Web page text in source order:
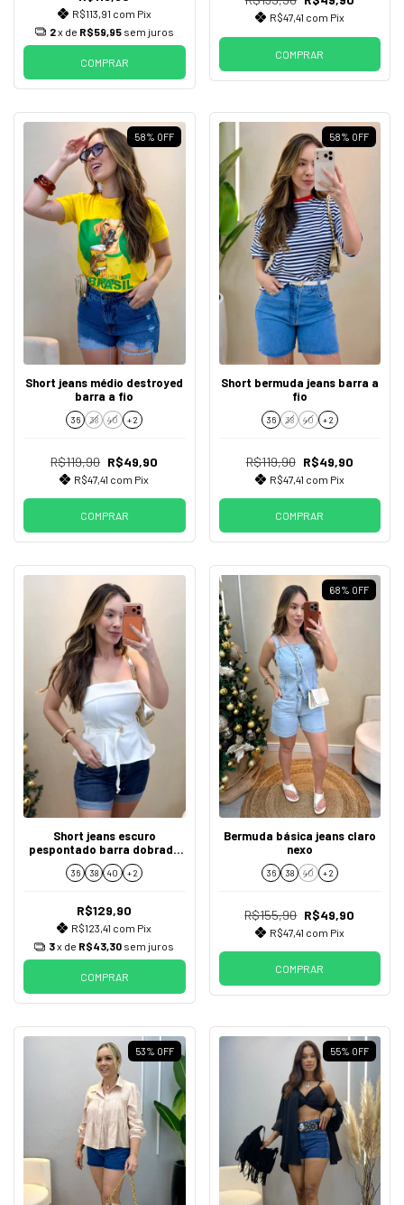
R$113,91 com Pix
2x de R$59,95 sem juros
COMPRAR
R$47,41 com Pix
COMPRAR
58% OFF
Short jeans médio destroyed
barra a fio
36 38 40 + 2
R$119,90 R$49,90
R$47,41 com Pix
COMPRAR
58% OFF
Short bermuda jeans barra a
fio
36 38 40 + 2
R$119,90 R$49,90
R$47,41 com Pix
COMPRAR
Short jeans escuro
pespontado barra dobrada
dardak
36 38 40 + 2
R$129,90
R$123,41 com Pix
3x de R$43,30 sem juros
COMPRAR
68% OFF
Bermuda básica jeans claro
nexo
36 38 40 + 2
R$155,90 R$49,90
R$47,41 com Pix
COMPRAR
53% OFF 55% OFF